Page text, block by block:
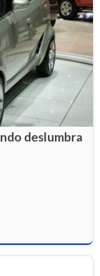
deslumbra